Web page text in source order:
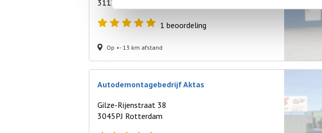
3113AL Schiedam
1 beoordeling
Op +- 13 km afstand
Autodemontagebedrijf Aktas
Gilze-Rijenstraat 38
3045PJ Rotterdam